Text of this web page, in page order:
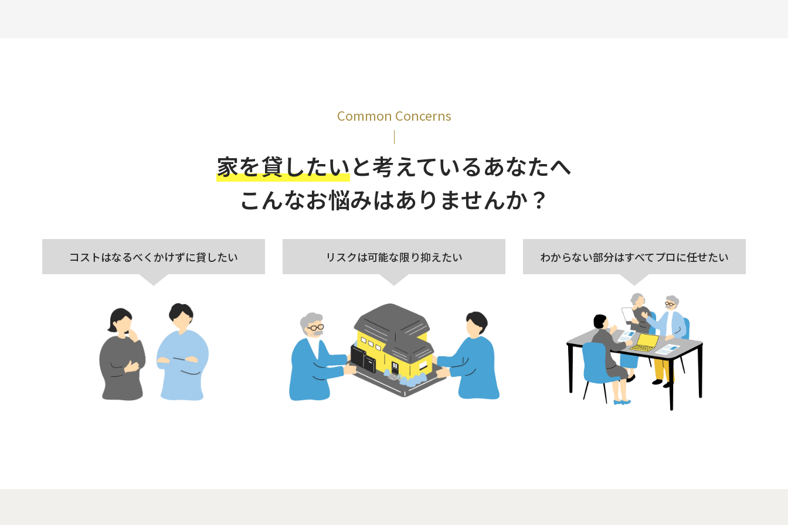
Common Concerns
家を貸したいと考えているあなたへ
こんなお悩みはありませんか？
コストはなるべく かけずに貸したい リスクは可能な限り抑えたい わからない部分はすべてプロに任せたい